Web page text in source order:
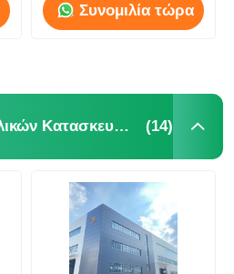
κατασκευή
δομή από χάλυβα
Συνομιλία τώρα
Εργαστήριο Μεταλλικών Κατασκευών (14)